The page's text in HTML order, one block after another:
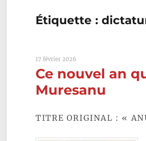
Étiquette :
17 février 2026
Ce nouvel an
Muresanu
TITRE ORIGINAL : «